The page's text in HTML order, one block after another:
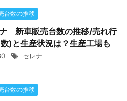
台数の推移
新車販売台数の推移/売れ行
)と生産状況は？生産工場も
セレナ
台数の推移